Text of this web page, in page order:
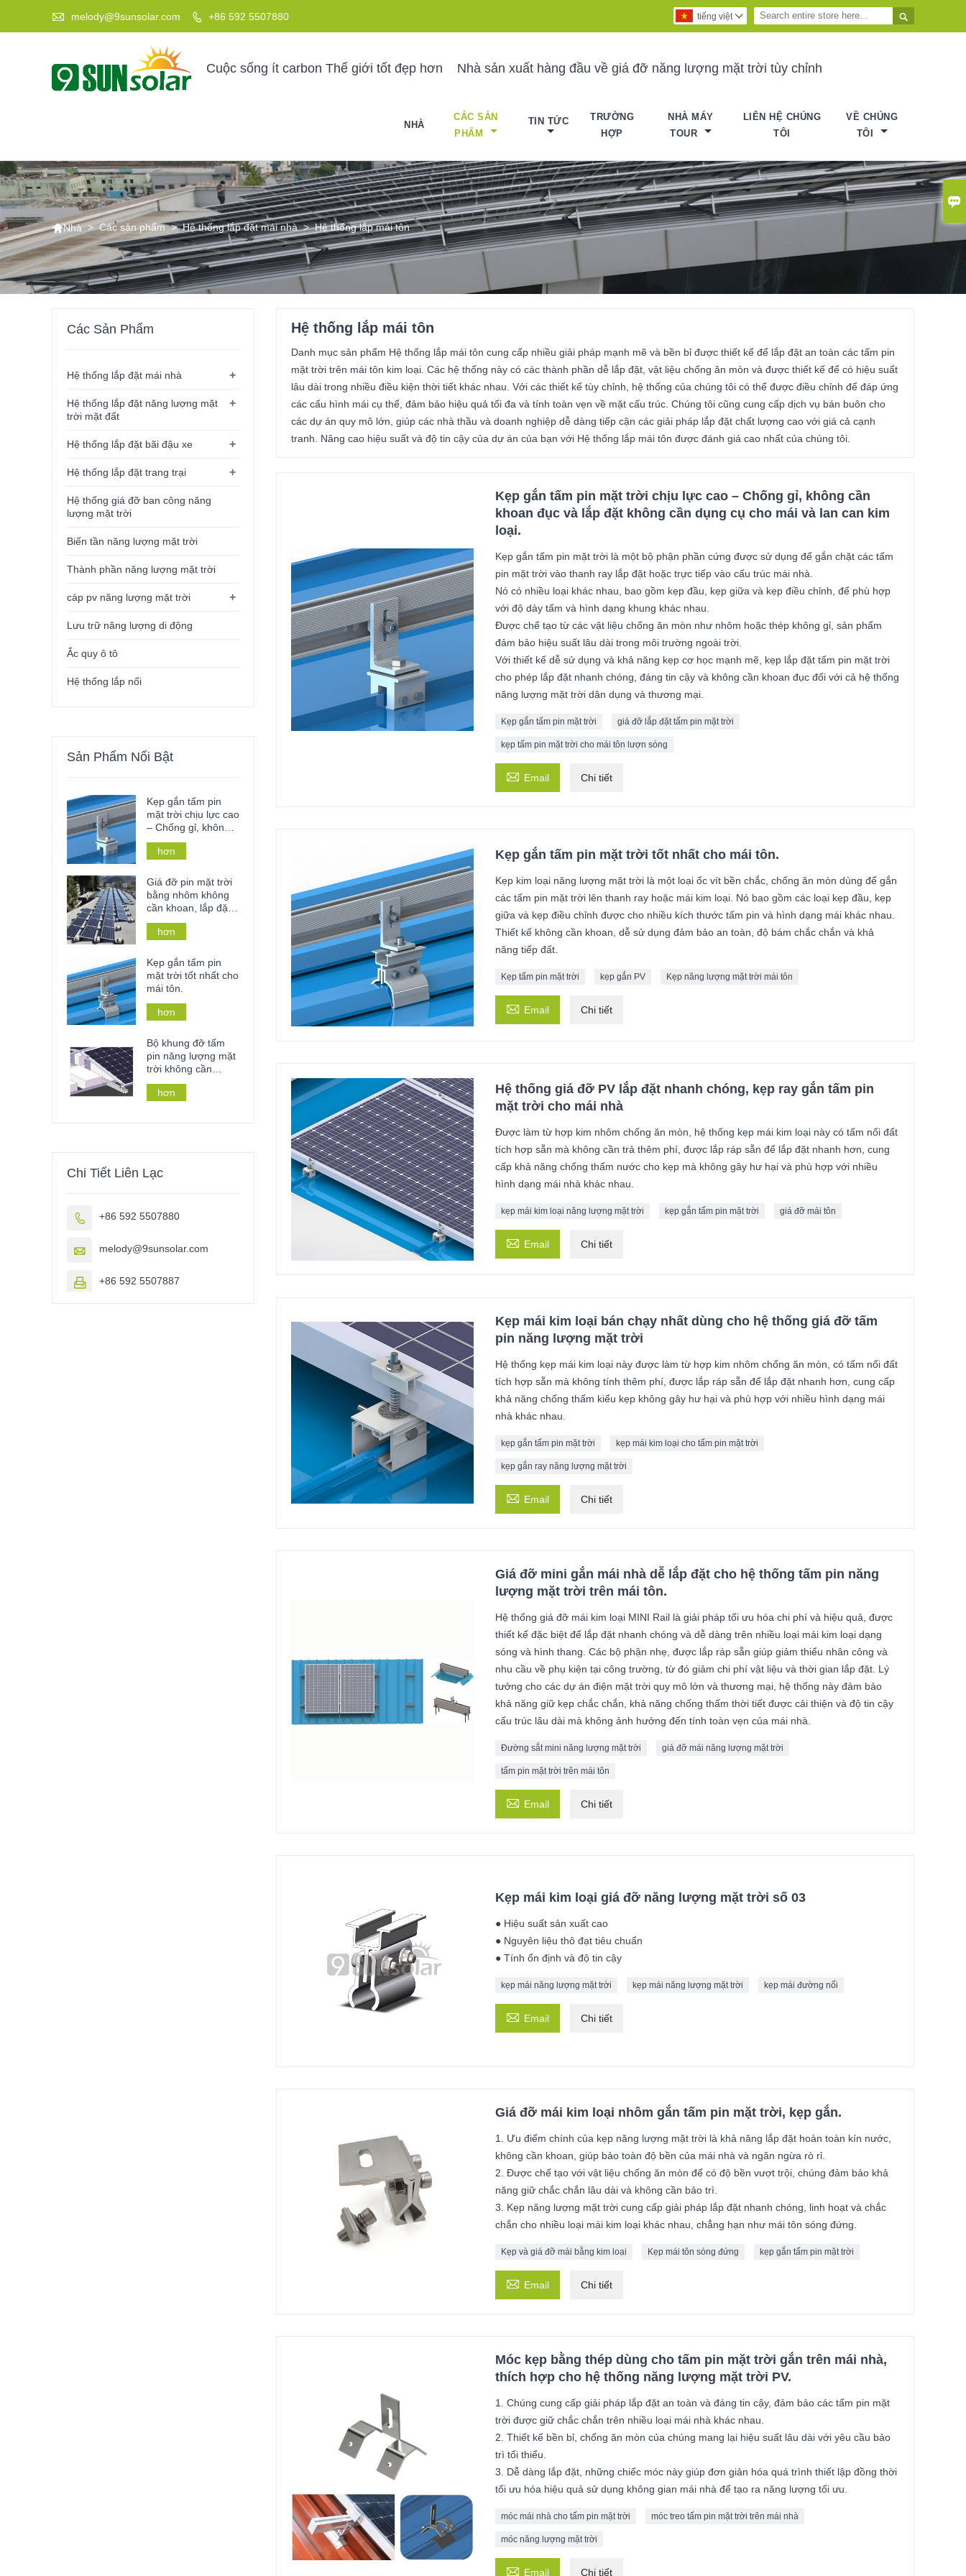

 melody@9sunsolar.com  +86 592 5507880 
tiếng việt 
Cuộc sống ít carbon Thế giới tốt đẹp hơn Nhà sản xuất hàng đầu về giá đỡ năng lượng mặt trời tùy chỉnh
NHÀ
CÁC SẢN
PHẨM
TIN TỨC
TRƯỜNG
HỢP
NHÀ MÁY
TOUR
LIÊN HỆ CHÚNG
TÔI
VỀ CHÚNG
TÔI
Nhà > Các sản phẩm > Hệ thống lắp đặt mái nhà > Hệ thống lắp mái tôn
Hệ thống lắp mái tôn
Danh mục sản phẩm Hệ thống lắp mái tôn cung cấp nhiều giải pháp mạnh mẽ và bền bỉ được thiết kế để lắp đặt an toàn các tấm pin
mặt trời trên mái tôn kim loại. Các hệ thống này có các thành phần dễ lắp đặt, vật liệu chống ăn mòn và được thiết kế để có hiệu suất
lâu dài trong nhiều điều kiện thời tiết khác nhau. Với các thiết kế tùy chỉnh, hệ thống của chúng tôi có thể được điều chỉnh để đáp ứng
các cấu hình mái cụ thể, đảm bảo hiệu quả tối đa và tính toàn vẹn về mặt cấu trúc. Chúng tôi cũng cung cấp dịch vụ bán buôn cho
các dự án quy mô lớn, giúp các nhà thầu và doanh nghiệp dễ dàng tiếp cận các giải pháp lắp đặt chất lượng cao với giá cả cạnh
tranh. Nâng cao hiệu suất và độ tin cậy của dự án của bạn với Hệ thống lắp mái tôn được đánh giá cao nhất của chúng tôi.
Kẹp gắn tấm pin mặt trời chịu lực cao – Chống gỉ, không cần
khoan đục và lắp đặt không cần dụng cụ cho mái và lan can kim
loại.
Kẹp gắn tấm pin mặt trời là một bộ phận phần cứng được sử dụng để gắn chặt các tấm
pin mặt trời vào thanh ray lắp đặt hoặc trực tiếp vào cấu trúc mái nhà.
Nó có nhiều loại khác nhau, bao gồm kẹp đầu, kẹp giữa và kẹp điều chỉnh, để phù hợp
với độ dày tấm và hình dạng khung khác nhau.
Được chế tạo từ các vật liệu chống ăn mòn như nhôm hoặc thép không gỉ, sản phẩm
đảm bảo hiệu suất lâu dài trong môi trường ngoài trời.
Với thiết kế dễ sử dụng và khả năng kẹp cơ học mạnh mẽ, kẹp lắp đặt tấm pin mặt trời
cho phép lắp đặt nhanh chóng, đáng tin cậy và không cần khoan đục đối với cả hệ thống
năng lượng mặt trời dân dụng và thương mại.
Kẹp gắn tấm pin mặt trời giá đỡ lắp đặt tấm pin mặt trời
kẹp tấm pin mặt trời cho mái tôn lượn sóng
 Email Chi tiết
Kẹp gắn tấm pin mặt trời tốt nhất cho mái tôn.
Kẹp kim loại năng lượng mặt trời là một loại ốc vít bền chắc, chống ăn mòn dùng để gắn
các tấm pin mặt trời lên thanh ray hoặc mái kim loại. Nó bao gồm các loại kẹp đầu, kẹp
giữa và kẹp điều chỉnh được cho nhiều kích thước tấm pin và hình dạng mái khác nhau.
Thiết kế không cần khoan, dễ sử dụng đảm bảo an toàn, độ bám chắc chắn và khả
năng tiếp đất.
Kẹp tấm pin mặt trời kẹp gắn PV Kẹp năng lượng mặt trời mái tôn
 Email Chi tiết
Hệ thống giá đỡ PV lắp đặt nhanh chóng, kẹp ray gắn tấm pin
mặt trời cho mái nhà
Được làm từ hợp kim nhôm chống ăn mòn, hệ thống kẹp mái kim loại này có tấm nối đất
tích hợp sẵn mà không cần trả thêm phí, được lắp ráp sẵn để lắp đặt nhanh hơn, cung
cấp khả năng chống thấm nước cho kẹp mà không gây hư hại và phù hợp với nhiều
hình dạng mái nhà khác nhau.
kẹp mái kim loại năng lượng mặt trời kẹp gắn tấm pin mặt trời giá đỡ mái tôn
 Email Chi tiết
Kẹp mái kim loại bán chạy nhất dùng cho hệ thống giá đỡ tấm
pin năng lượng mặt trời
Hệ thống kẹp mái kim loại này được làm từ hợp kim nhôm chống ăn mòn, có tấm nối đất
tích hợp sẵn mà không tính thêm phí, được lắp ráp sẵn để lắp đặt nhanh hơn, cung cấp
khả năng chống thấm kiểu kẹp không gây hư hại và phù hợp với nhiều hình dạng mái
nhà khác nhau.
kẹp gắn tấm pin mặt trời kẹp mái kim loại cho tấm pin mặt trời
kẹp gắn ray năng lượng mặt trời
 Email Chi tiết
Giá đỡ mini gắn mái nhà dễ lắp đặt cho hệ thống tấm pin năng
lượng mặt trời trên mái tôn.
Hệ thống giá đỡ mái kim loại MINI Rail là giải pháp tối ưu hóa chi phí và hiệu quả, được
thiết kế đặc biệt để lắp đặt nhanh chóng và dễ dàng trên nhiều loại mái kim loại dạng
sóng và hình thang. Các bộ phận nhẹ, được lắp ráp sẵn giúp giảm thiểu nhân công và
nhu cầu về phụ kiện tại công trường, từ đó giảm chi phí vật liệu và thời gian lắp đặt. Lý
tưởng cho các dự án điện mặt trời quy mô lớn và thương mại, hệ thống này đảm bảo
khả năng giữ kẹp chắc chắn, khả năng chống thấm thời tiết được cải thiện và độ tin cậy
cấu trúc lâu dài mà không ảnh hưởng đến tính toàn vẹn của mái nhà.
Đường sắt mini năng lượng mặt trời giá đỡ mái năng lượng mặt trời
tấm pin mặt trời trên mái tôn
 Email Chi tiết
Kẹp mái kim loại giá đỡ năng lượng mặt trời số 03
● Hiệu suất sản xuất cao
● Nguyên liệu thô đạt tiêu chuẩn
● Tính ổn định và độ tin cậy
kẹp mái năng lượng mặt trời kẹp mái năng lượng mặt trời kẹp mái đường nối
 Email Chi tiết
Giá đỡ mái kim loại nhôm gắn tấm pin mặt trời, kẹp gắn.
1. Ưu điểm chính của kẹp năng lượng mặt trời là khả năng lắp đặt hoàn toàn kín nước,
không cần khoan, giúp bảo toàn độ bền của mái nhà và ngăn ngừa rò rỉ.
2. Được chế tạo với vật liệu chống ăn mòn để có độ bền vượt trội, chúng đảm bảo khả
năng giữ chắc chắn lâu dài và không cần bảo trì.
3. Kẹp năng lượng mặt trời cung cấp giải pháp lắp đặt nhanh chóng, linh hoạt và chắc
chắn cho nhiều loại mái kim loại khác nhau, chẳng hạn như mái tôn sóng đứng.
Kẹp và giá đỡ mái bằng kim loại Kẹp mái tôn sóng đứng kẹp gắn tấm pin mặt trời
 Email Chi tiết
Móc kẹp bằng thép dùng cho tấm pin mặt trời gắn trên mái nhà,
thích hợp cho hệ thống năng lượng mặt trời PV.
1. Chúng cung cấp giải pháp lắp đặt an toàn và đáng tin cậy, đảm bảo các tấm pin mặt
trời được giữ chắc chắn trên nhiều loại mái nhà khác nhau.
2. Thiết kế bền bỉ, chống ăn mòn của chúng mang lại hiệu suất lâu dài với yêu cầu bảo
trì tối thiểu.
3. Dễ dàng lắp đặt, những chiếc móc này giúp đơn giản hóa quá trình thiết lập đồng thời
tối ưu hóa hiệu quả sử dụng không gian mái nhà để tạo ra năng lượng tối ưu.
móc mái nhà cho tấm pin mặt trời móc treo tấm pin mặt trời trên mái nhà
móc năng lượng mặt trời
 Email Chi tiết
Các Sản Phẩm
+
Hệ thống lắp đặt mái nhà
+
Hệ thống lắp đặt năng lượng mặt
trời mặt đất
+
Hệ thống lắp đặt bãi đậu xe
+
Hệ thống lắp đặt trang trại
Hệ thống giá đỡ ban công năng
lượng mặt trời
Biến tần năng lượng mặt trời
Thành phần năng lượng mặt trời
+
cáp pv năng lượng mặt trời
Lưu trữ năng lượng di động
Ắc quy ô tô
Hệ thống lắp nổi
Sản Phẩm Nổi Bật
Kẹp gắn tấm pin
mặt trời chịu lực cao
– Chống gỉ, không
cần khoan đục và
lắp đặt không cần
lan can kim loại.
hơn
Giá đỡ pin mặt trời
bằng nhôm không
cần khoan, lắp đặt
trên mái bê tông
phẳng, thích hợp
sở thương mại.
hơn
Kẹp gắn tấm pin
mặt trời tốt nhất cho
mái tôn.
hơn
Bộ khung đỡ tấm
pin năng lượng mặt
trời không cần
khoan xuyên mái
nhà, mái lợp bằng
hơn
Chi Tiết Liên Lạc
 +86 592 5507880
 melody@9sunsolar.com
 +86 592 5507887